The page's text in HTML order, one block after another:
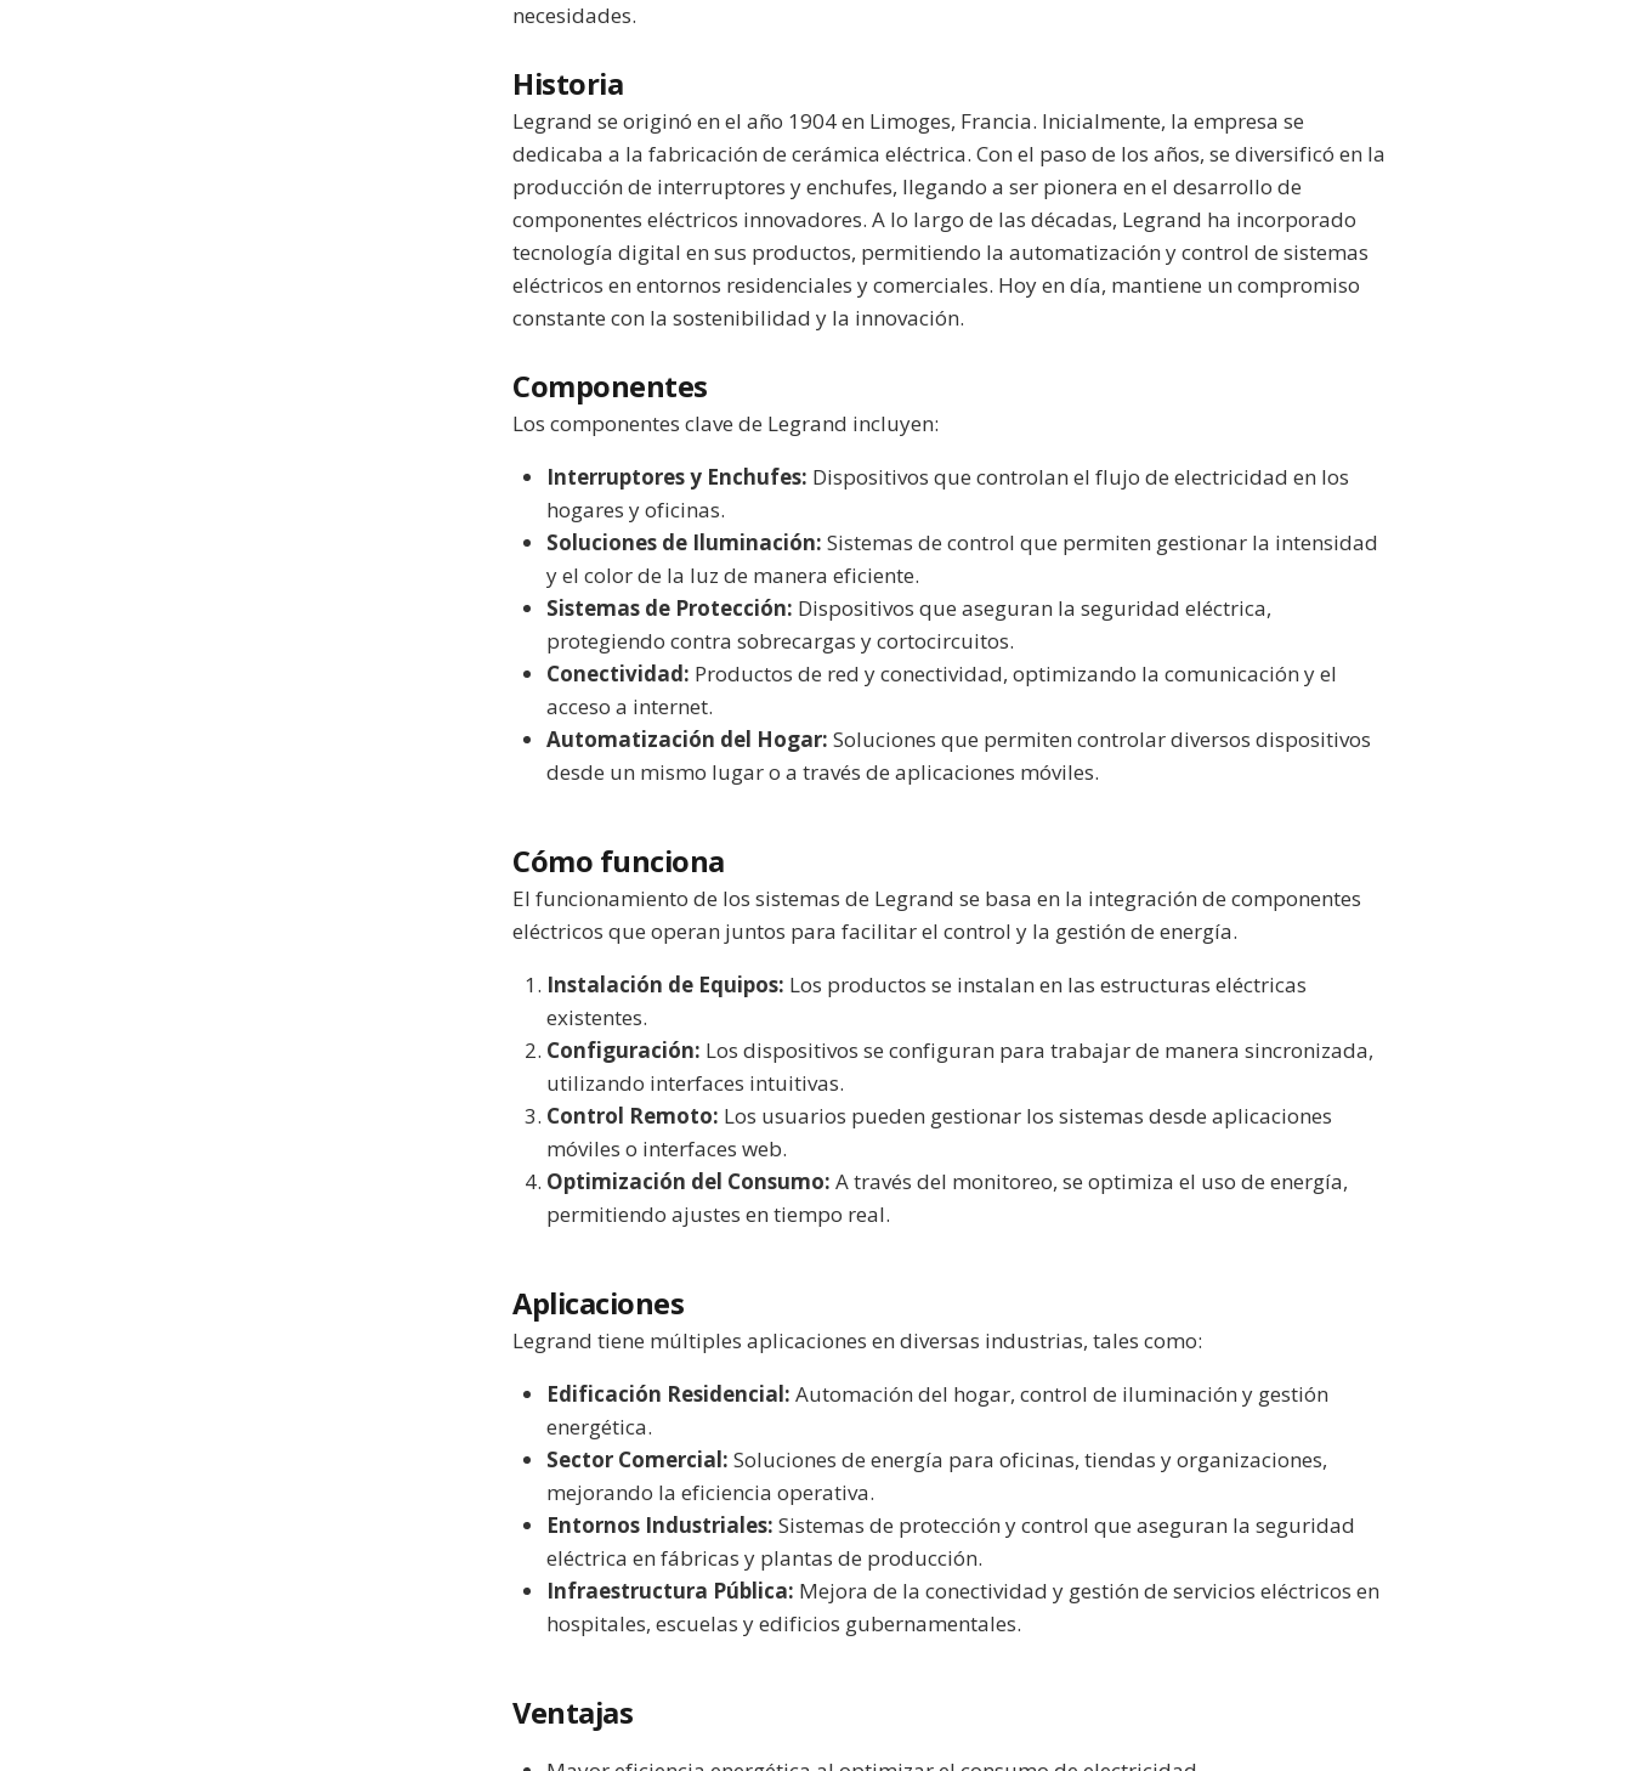
necesidades.
Historia
Legrand se originó en el año 1904 en Limoges, Francia. Inicialmente, la empresa se
dedicaba a la fabricación de cerámica eléctrica. Con el paso de los años, se diversificó en la
producción de interruptores y enchufes, llegando a ser pionera en el desarrollo de
componentes eléctricos innovadores. A lo largo de las décadas, Legrand ha incorporado
tecnología digital en sus productos, permitiendo la automatización y control de sistemas
eléctricos en entornos residenciales y comerciales. Hoy en día, mantiene un compromiso
constante con la sostenibilidad y la innovación.
Componentes
Los componentes clave de Legrand incluyen:
Interruptores y Enchufes: Dispositivos que controlan el flujo de electricidad en los
hogares y oficinas.
Soluciones de Iluminación: Sistemas de control que permiten gestionar la intensidad
y el color de la luz de manera eficiente.
Sistemas de Protección: Dispositivos que aseguran la seguridad eléctrica,
protegiendo contra sobrecargas y cortocircuitos.
Conectividad: Productos de red y conectividad, optimizando la comunicación y el
acceso a internet.
Automatización del Hogar: Soluciones que permiten controlar diversos dispositivos
desde un mismo lugar o a través de aplicaciones móviles.
Cómo funciona
El funcionamiento de los sistemas de Legrand se basa en la integración de componentes
eléctricos que operan juntos para facilitar el control y la gestión de energía.
Instalación de Equipos: Los productos se instalan en las estructuras eléctricas
existentes.
Configuración: Los dispositivos se configuran para trabajar de manera sincronizada,
utilizando interfaces intuitivas.
Control Remoto: Los usuarios pueden gestionar los sistemas desde aplicaciones
móviles o interfaces web.
Optimización del Consumo: A través del monitoreo, se optimiza el uso de energía,
permitiendo ajustes en tiempo real.
Aplicaciones
Legrand tiene múltiples aplicaciones en diversas industrias, tales como:
Edificación Residencial: Automación del hogar, control de iluminación y gestión
energética.
Sector Comercial: Soluciones de energía para oficinas, tiendas y organizaciones,
mejorando la eficiencia operativa.
Entornos Industriales: Sistemas de protección y control que aseguran la seguridad
eléctrica en fábricas y plantas de producción.
Infraestructura Pública: Mejora de la conectividad y gestión de servicios eléctricos en
hospitales, escuelas y edificios gubernamentales.
Ventajas